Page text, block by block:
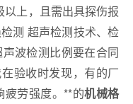
上，且需出具探伤报
测 超声检测技术、检
波检测比例要在合同
验收时发现，有的厂
疲劳强度。**的机械格